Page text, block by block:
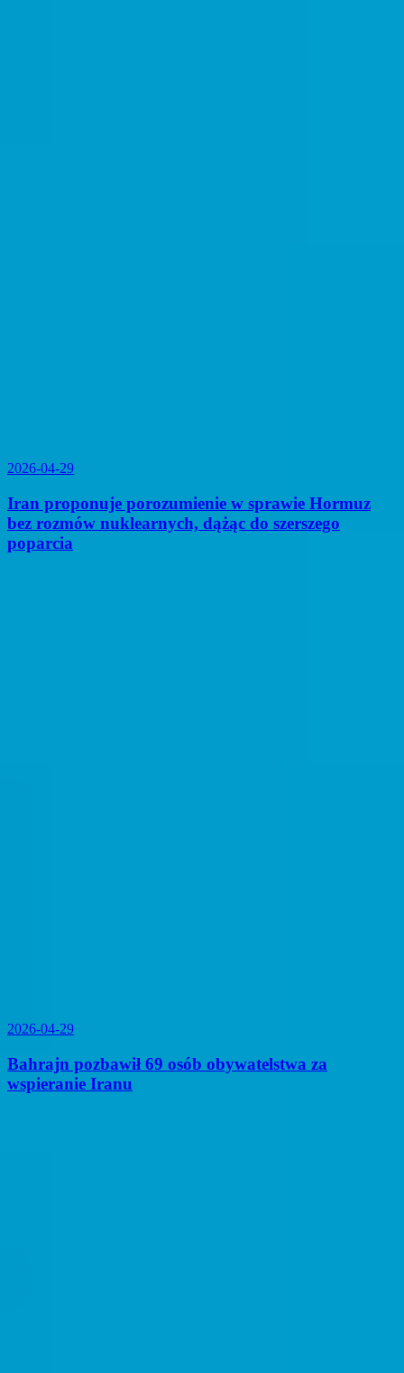
2026-04-29
Iran proponuje porozumienie w sprawie Hormuz
bez rozmów nuklearnych, dążąc do szerszego
poparcia
2026-04-29
Bahrajn pozbawił 69 osób obywatelstwa za
wspieranie Iranu